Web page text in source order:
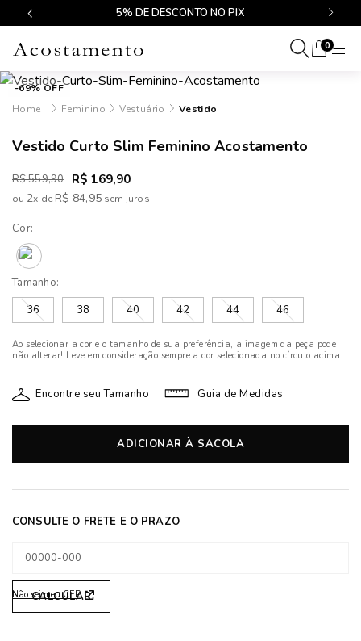
5% DE DESCONTO NO PIX
0
-69% OFF
Feminino
Vestuário Vestido
Vestido Curto Slim Feminino Acostamento
R$ 559,90 R$ 169,90
ou 2x deR$ 84,95
Cor:
Tamanho:
36
38 40 42 44 46
Ao selecionar a cor e o tamanho de sua preferência, a imagem da peça pode
não alterar! Leve em consideração sempre a cor selecionada no círculo acima.
Encontre seu Tamanho Guia de Medidas
ADICIONAR À SACOLA
Não sei meu CEP